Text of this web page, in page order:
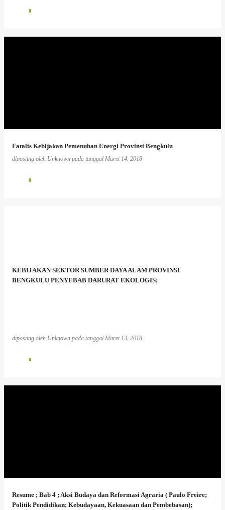
0
Fatalis Kebijakan Pemenuhan Energi Provinsi Bengkulu
diposting oleh Unknown pada tanggal Maret 14, 2018
0
KEBIJAKAN SEKTOR SUMBER DAYA ALAM PROVINSI
BENGKULU PENYEBAB DARURAT EKOLOGIS;
diposting oleh Unknown pada tanggal Maret 13, 2018
0
Resume ; Bab 4 ; Aksi Budaya dan Reformasi Agraria ( Paulo Freire;
Politik Pendidikan; Kebudayaan, Kekuasaan dan Pembebasan);